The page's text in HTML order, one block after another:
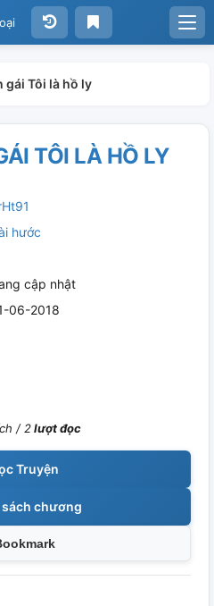
gái Tôi là hồ ly
TÔI LÀ HỒ LY
hước
cập nhật
06-2018
/2lượt đọc
Truyện
sách chương